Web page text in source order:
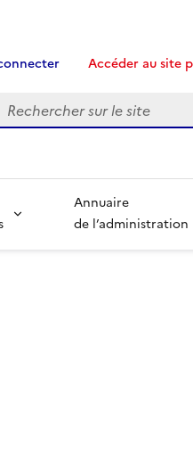
Accéder au site
Recherche
Annuaire
de l’administration